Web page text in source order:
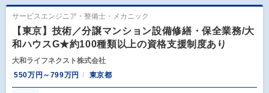
サービスエンジニア・整備士・メカニック
【東京】技術／分譲マンション設備修繕・保全業務/大
和ハウスG★約100種類以上の資格支援制度あり
大和ライフネクスト株式会社
550万円～799万円
東京都